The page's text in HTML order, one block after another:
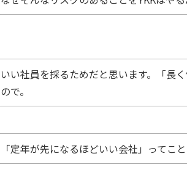
いい社員を採るためだと思います。「長
ので。
「定年が先になるほどいい会社」ってこ